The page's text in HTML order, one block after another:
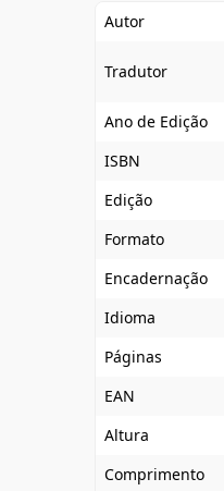
Autor
Tradutor
Ano de Edição
ISBN
Edição
Formato
Encadernação
Idioma
Páginas
EAN
Altura
Comprimento